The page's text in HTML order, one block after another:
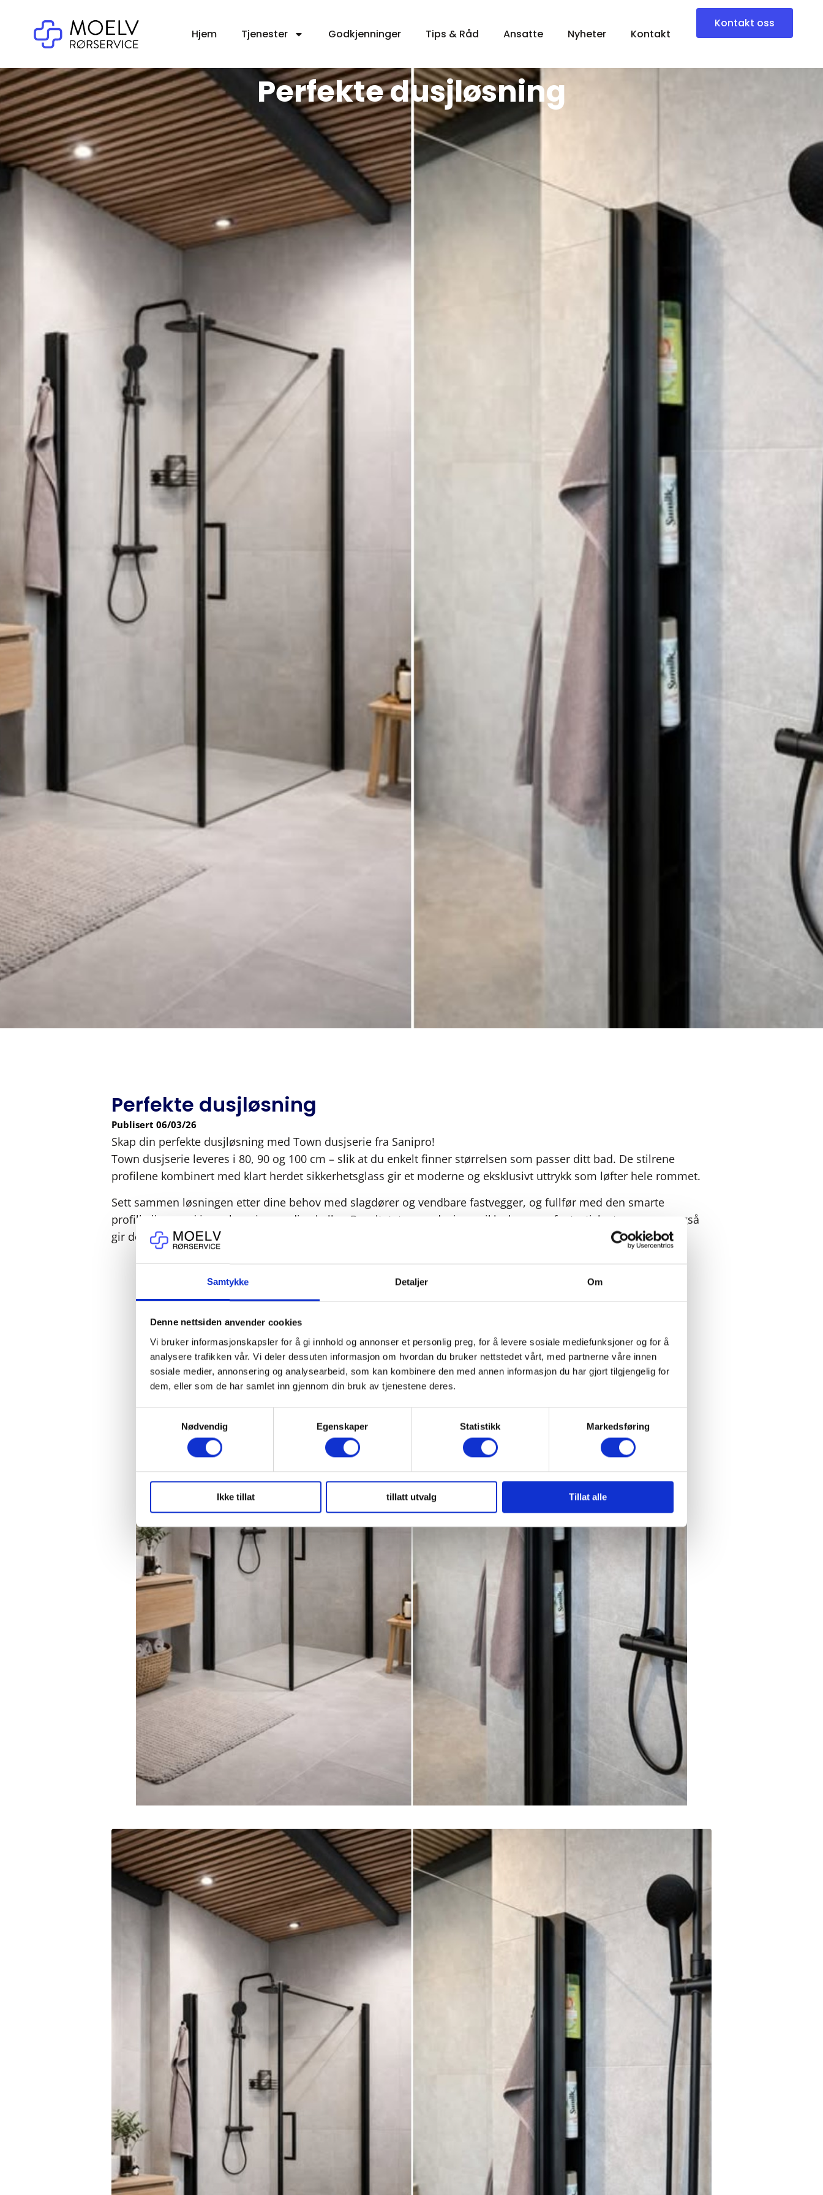
Samtykke Detaljer Om
Denne nettsiden anvender cookies
Vi bruker informasjonskapsler for å gi innhold og annonser et personlig preg, for å levere sosiale mediefunksjoner og for å
analysere trafikken vår. Vi deler dessuten informasjon om hvordan du bruker nettstedet vårt, med partnerne våre innen
sosiale medier, annonsering og analysearbeid, som kan kombinere den med annen informasjon du har gjort tilgjengelig for
dem, eller som de har samlet inn gjennom din bruk av tjenestene deres.
Nødvendig
Egenskaper Statistikk Markedsføring
Ikke tillat tillatt utvalg Tillat alle
Hjem Tjenester Godkjenninger Tips & Råd Ansatte Nyheter Kontakt
Kontakt oss
Perfekte dusjløsning
Perfekte dusjløsning
Publisert 06/03/26
Skap din perfekte dusjløsning med Town dusjserie fra Sanipro!
Town dusjserie leveres i 80, 90 og 100 cm – slik at du enkelt finner størrelsen som passer ditt bad. De stilrene
profilene kombinert med klart herdet sikkerhetsglass gir et moderne og eksklusivt uttrykk som løfter hele rommet.
Sett sammen løsningen etter dine behov med slagdører og vendbare fastvegger, og fullfør med den smarte
profilhyllen med justerbare innvendige hyller. Resultatet er en dusj som ikke bare ser fantastisk ut, men som også
gir deg praktisk og plassbesparende oppbevaring i hverdagen.